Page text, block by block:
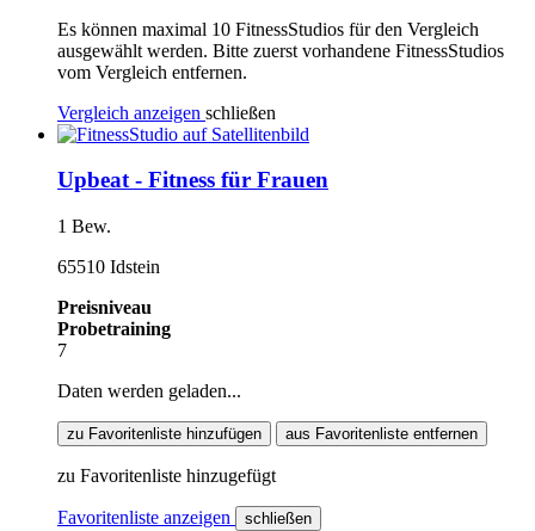
Es können maximal 10 FitnessStudios für den Vergleich
ausgewählt werden. Bitte zuerst vorhandene FitnessStudios
vom Vergleich entfernen.
Vergleich anzeigen schließen
Upbeat - Fitness für Frauen
1 Bew.
65510 Idstein
Preisniveau
Probetraining
7
Daten werden geladen...
zu Favoritenliste hinzufügen aus Favoritenliste entfernen
zu Favoritenliste hinzugefügt
Favoritenliste anzeigen schließen